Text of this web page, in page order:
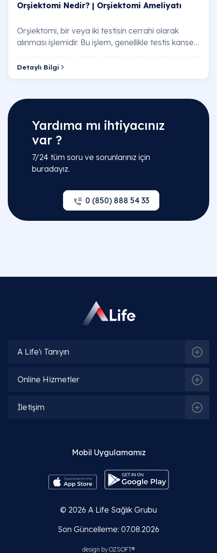
Orşiektomi Nedir? | Orşiektomi Ameliyatı
Orşiektomi, bir veya iki testisin cerrahi olarak
alınması işlemidir. Bu işlem, genellikle testis kanseri,
testis torsiyonu (testisin dönmesi…
Detaylı Bilgi
Yardıma mı ihtiyacınız
var ?
7/24 tüm soru ve sorunlarınız için
buradayız.
0 (850) 888 54 33
A Life'ı Tanıyın
Online Hizmetler
İletişim
Mobil Uygulamamız
© 2026 A Life Sağlık Grubu
Son Güncelleme: 07.08.2026
design by OZSOFT®